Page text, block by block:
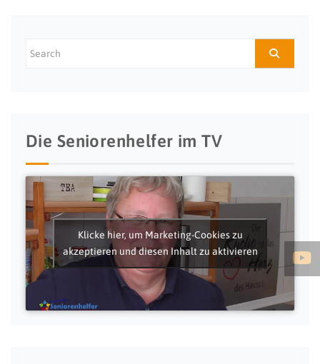
Die Seniorenhelfer im TV
Klicke hier, um Marketing-Cookies zu
akzeptieren und diesen Inhalt zu aktivieren